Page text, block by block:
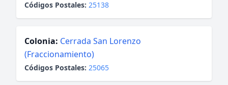
Códigos Postales: 25138
Colonia: Cerrada San Lorenzo
(Fraccionamiento)
Códigos Postales: 25065